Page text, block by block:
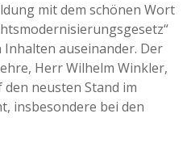
mit dem schönen Wort
auseinander. Der
Herr Wilhelm Winkler,
neusten Stand im
insbesondere bei den